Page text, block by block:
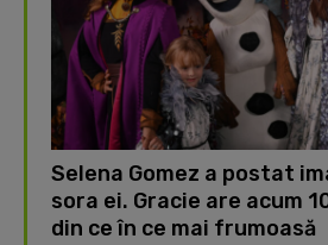
Selena Gomez a postat
sora ei. Gracie are acum
din ce în ce mai frumoasă